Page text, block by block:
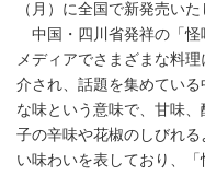
（月）に全国で新発売いた
中国・四川省発祥の「怪
メディアでさまざまな料
介され、話題を集めてい
な味という意味で、甘味
子の辛味や花椒のしびれ
い味わいを表しており、